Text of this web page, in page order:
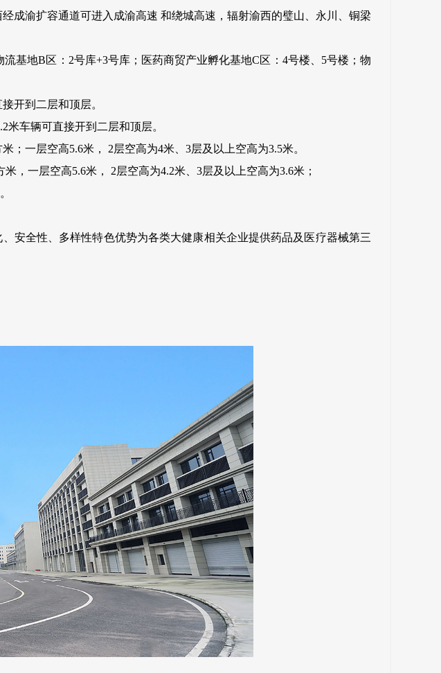
成渝扩容通道可进入成渝高速 和绕城高速，辐射渝西的璧山、永川、铜梁
地B区：2号库+3号库；医药商贸产业孵化基地C区：4号楼、5号楼；物
开到二层和顶层。
车辆可直接开到二层和顶层。
一层空高5.6米， 2层空高为4米、3层及以上空高为3.5米。
一层空高5.6米， 2层空高为4.2米、3层及以上空高为3.6米；
全性、多样性特色优势为各类大健康相关企业提供药品及医疗器械第三